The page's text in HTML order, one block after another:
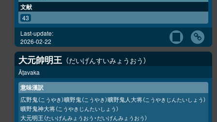
文献
43
Last-update:
2026-02-22
大元帥明王 だいげんすいみょうおう
Āṭavaka
意味漢訳
広野鬼（こうやき）曠野鬼（こうやき）曠野鬼人大将（こうやきじんたいしょう）
曠野鬼神大将（こうやきじんたいしょう）
大元明王（たいげんみょうおう・だいげんみょうおう）